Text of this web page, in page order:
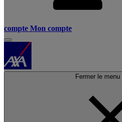
compte Mon compte
Fermer le menu